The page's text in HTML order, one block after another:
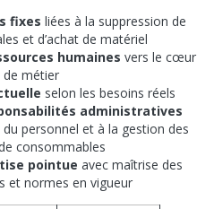
fixes liées à la suppression de
et d’achat de matériel
humaines vers le cœur
de métier
selon les besoins réels
administratives
personnel et à la gestion des
consommables
pointue avec maîtrise des
et normes en vigueur